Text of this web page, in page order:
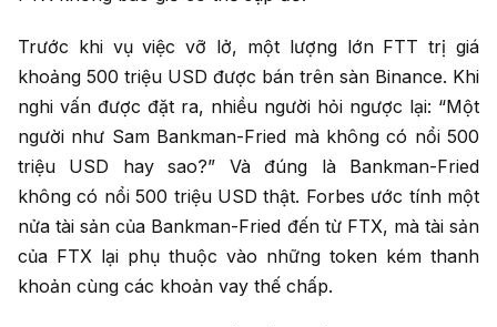
Trước khi vụ việc vỡ lở, một lượng lớn FTT trị giá
khoảng 500 triệu USD được bán trên sàn Binance. Khi
nghi vấn được đặt ra, nhiều người hỏi ngược lại: “Một
người như Sam Bankman-Fried mà không có nổi 500
triệu USD hay sao?” Và đúng là Bankman-Fried
không có nổi 500 triệu USD thật. Forbes ước tính một
nửa tài sản của Bankman-Fried đến từ FTX, mà tài sản
của FTX lại phụ thuộc vào những token kém thanh
khoản cùng các khoản vay thế chấp.